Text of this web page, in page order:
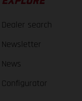
Dealer search
Newsletter
News
Configurator